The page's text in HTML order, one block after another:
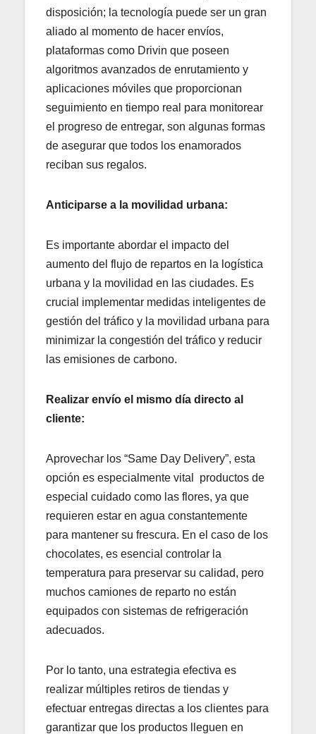
disposición; la tecnología puede ser un gran
aliado al momento de hacer envíos,
plataformas como Drivin que poseen
algoritmos avanzados de enrutamiento y
aplicaciones móviles que proporcionan
seguimiento en tiempo real para monitorear
el progreso de entregar, son algunas formas
de asegurar que todos los enamorados
reciban sus regalos.
Anticiparse a la movilidad urbana:
Es importante abordar el impacto del
aumento del flujo de repartos en la logística
urbana y la movilidad en las ciudades. Es
crucial implementar medidas inteligentes de
gestión del tráfico y la movilidad urbana para
minimizar la congestión del tráfico y reducir
las emisiones de carbono.
Realizar envío el mismo día directo al
cliente:
Aprovechar los “Same Day Delivery”, esta
opción es especialmente vital productos de
especial cuidado como las flores, ya que
requieren estar en agua constantemente
para mantener su frescura. En el caso de los
chocolates, es esencial controlar la
temperatura para preservar su calidad, pero
muchos camiones de reparto no están
equipados con sistemas de refrigeración
adecuados.
Por lo tanto, una estrategia efectiva es
realizar múltiples retiros de tiendas y
efectuar entregas directas a los clientes para
garantizar que los productos lleguen en